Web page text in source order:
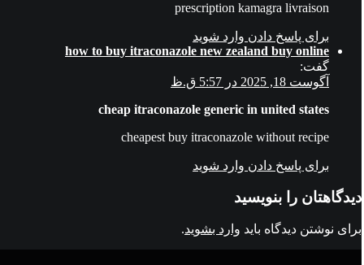
prescription kamagra livraison
برای پاسخ دادن وارد شوید
how to buy itraconazole new zealand buy online
گفت:
آگوست 18, 2025 در 5:57 ق.ظ
cheap itraconazole generic in united states
cheapest buy itraconazole without recipe
برای پاسخ دادن وارد شوید
دیدگاهتان را بنویسید
برای نوشتن دیدگاه باید وارد بشوید.